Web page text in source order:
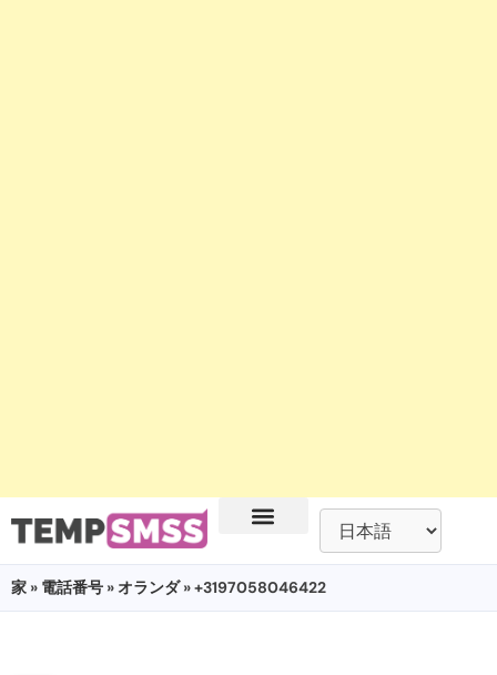
家 » 電話番号 »オランダ» +3197058046422